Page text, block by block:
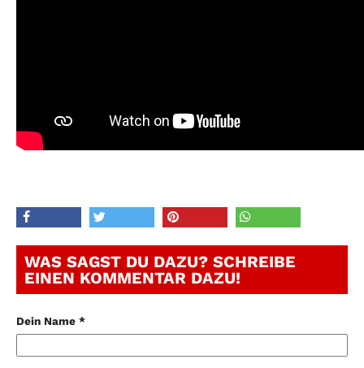
WAS SAGST DU DAZU? SCHREIBE
EINEN KOMMENTAR DAZU!
Dein Name *